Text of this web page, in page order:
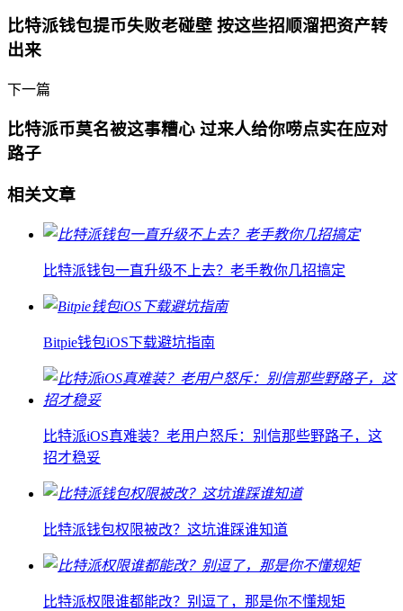
比特派钱包提币失败老碰壁 按这些招顺溜把资产转
出来
下一篇
比特派币莫名被这事糟心 过来人给你唠点实在应对
路子
相关文章
比特派钱包一直升级不上去？老手教你几招搞定
Bitpie钱包iOS下载避坑指南
比特派iOS真难装？老用户怒斥：别信那些野路子，这
招才稳妥
比特派钱包权限被改？这坑谁踩谁知道
比特派权限谁都能改？别逗了，那是你不懂规矩